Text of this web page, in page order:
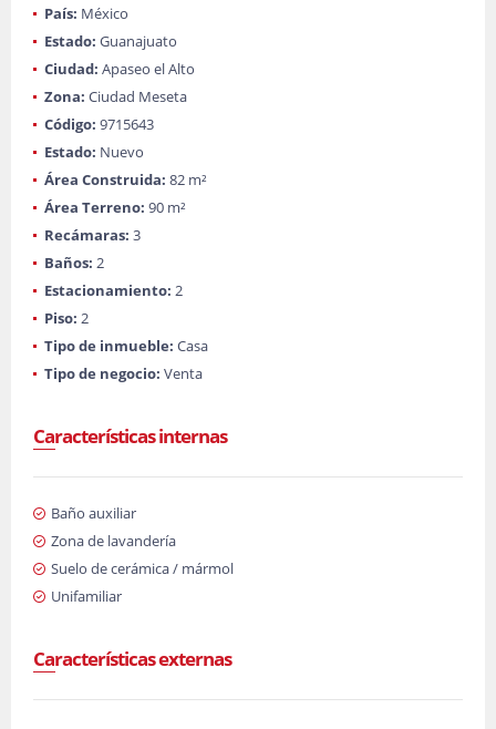
País: México
Estado: Guanajuato
Ciudad: Apaseo el Alto
Zona: Ciudad Meseta
Código: 9715643
Estado: Nuevo
Área Construida: 82 m²
Área Terreno: 90 m²
Recámaras: 3
Baños: 2
Estacionamiento: 2
Piso: 2
Tipo de inmueble: Casa
Tipo de negocio: Venta
Características internas
Baño auxiliar
Zona de lavandería
Suelo de cerámica / mármol
Unifamiliar
Características externas